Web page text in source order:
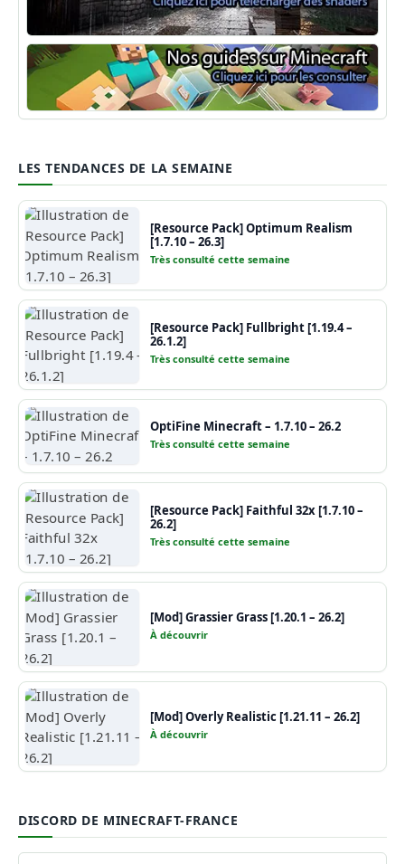
Shaders Minecraft
Guide Minecraft
LES TENDANCES DE LA SEMAINE
[Resource Pack] Optimum Realism
[1.7.10 – 26.3]
Très consulté cette semaine
[Resource Pack] Fullbright [1.19.4 –
26.1.2]
Très consulté cette semaine
OptiFine Minecraft – 1.7.10 – 26.2
Très consulté cette semaine
[Resource Pack] Faithful 32x [1.7.10 –
26.2]
Très consulté cette semaine
[Mod] Grassier Grass [1.20.1 – 26.2]
À découvrir
[Mod] Overly Realistic [1.21.11 – 26.2]
À découvrir
DISCORD DE MINECRAFT-FRANCE